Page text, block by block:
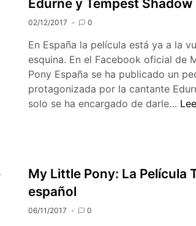
Edurne y Tempest Shadow
02/12/2017 0
En España la película está ya a la
esquina. En el Facebook oficial de
Pony España se ha publicado un
protagonizada por la cantante
solo se ha encargado de darle…
My Little Pony: La Película
español
06/11/2017 0